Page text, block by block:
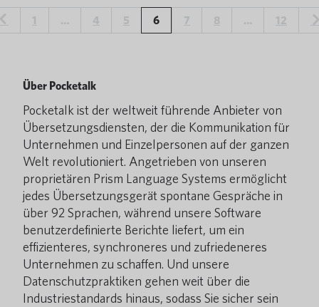
1 … 4 5 6 7 8 … 12
Über Pocketalk
Pocketalk ist der weltweit führende Anbieter von
Übersetzungsdiensten, der die Kommunikation für
Unternehmen und Einzelpersonen auf der ganzen
Welt revolutioniert. Angetrieben von unseren
proprietären Prism Language Systems ermöglicht
jedes Übersetzungsgerät spontane Gespräche in
über 92 Sprachen, während unsere Software
benutzerdefinierte Berichte liefert, um ein
effizienteres, synchroneres und zufriedeneres
Unternehmen zu schaffen. Und unsere
Datenschutzpraktiken gehen weit über die
Industriestandards hinaus, sodass Sie sicher sein